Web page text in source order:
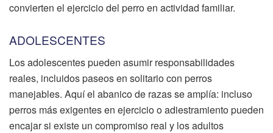
convierten el ejercicio del perro en actividad familiar.
ADOLESCENTES
Los adolescentes pueden asumir responsabilidades
reales, incluidos paseos en solitario con perros
manejables. Aquí el abanico de razas se amplía: incluso
perros más exigentes en ejercicio o adiestramiento pueden
encajar si existe un compromiso real y los adultos